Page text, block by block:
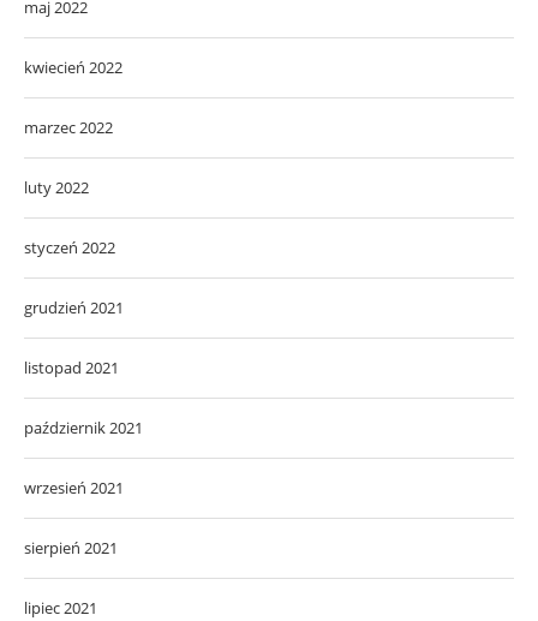
maj 2022
kwiecień 2022
marzec 2022
luty 2022
styczeń 2022
grudzień 2021
listopad 2021
październik 2021
wrzesień 2021
sierpień 2021
lipiec 2021